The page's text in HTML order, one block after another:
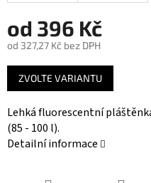
od 396 Kč
od 327,27 Kč bez DPH
Měrná
cena:
ZVOLTE VARIANTU
Lehká fluorescentní
(85 - 100 l).
Detailní informace